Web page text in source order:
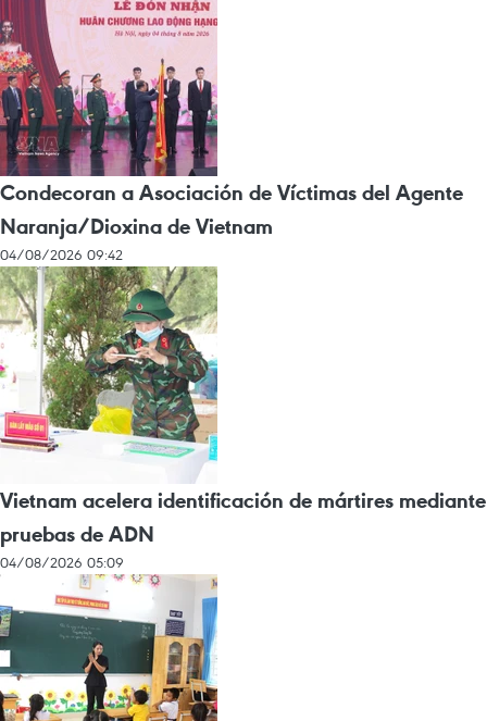
Condecoran a Asociación de Víctimas del Agente
Naranja/Dioxina de Vietnam
04/08/2026 09:42
Vietnam acelera identificación de mártires mediante
pruebas de ADN
04/08/2026 05:09